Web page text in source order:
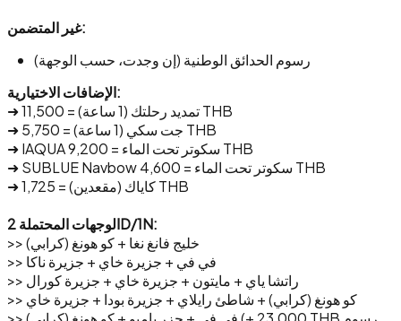
غير المتضمن:
رسوم الحدائق الوطنية (إن وجدت، حسب الوجهة)
الإضافات الاختيارية:
➜ تمديد رحلتك (1 ساعة) = 11,500 THB
➜ جت سكي (1 ساعة) = 5,750 THB
➜ IAQUA سكوتر تحت الماء = 9,200 THB
➜ SUBLUE Navbow سكوتر تحت الماء = 4,600 THB
➜ كاياك (مقعدين) = 1,725 THB
الوجهات المحتملة 2D/1N:
>> خليج فانغ نغا + كو هونغ (كرابي)
>> في في + جزيرة خاي + جزيرة ناكا
>> راتشا ياي + مايتون + جزيرة خاي + جزيرة كورال
>> كو هونغ (كرابي) + شاطئ رايلاي + جزيرة بودا + جزيرة خاي